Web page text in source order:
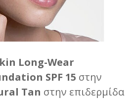
Long-Wear
SPF 15 στην
Tan στην επιδερμίδα